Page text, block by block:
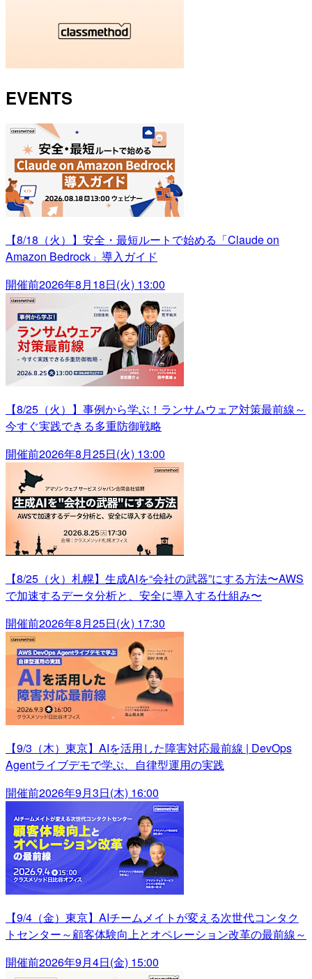
EVENTS
【8/18（火）】安全・最短ルートで始める「Claude on
Amazon Bedrock」導入ガイド
開催前2026年8月18日(火) 13:00
【8/25（火）】事例から学ぶ！ランサムウェア対策最前線～
今すぐ実践できる多重防御戦略
開催前2026年8月25日(火) 13:00
【8/25（火）札幌】生成AIを“会社の武器”にする方法〜AWS
で加速するデータ分析と、安全に導入する仕組み〜
開催前2026年8月25日(火) 17:30
【9/3（木）東京】AIを活用した障害対応最前線 | DevOps
Agentライブデモで学ぶ、自律型運用の実践
開催前2026年9月3日(木) 16:00
【9/4（金）東京】AIチームメイトが変える次世代コンタク
トセンター～顧客体験向上とオペレーション改革の最前線～
開催前2026年9月4日(金) 15:00